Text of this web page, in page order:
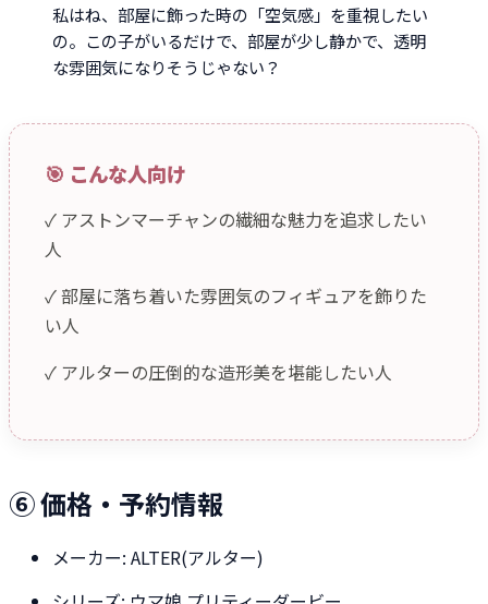
私はね、部屋に飾った時の「空気感」を重視したい
の。この子がいるだけで、部屋が少し静かで、透明
な雰囲気になりそうじゃない？
🎯 こんな人向け
✓ アストンマーチャンの繊細な魅力を追求したい
人
✓ 部屋に落ち着いた雰囲気のフィギュアを飾りた
い人
✓ アルターの圧倒的な造形美を堪能したい人
⑥ 価格・予約情報
メーカー: ALTER(アルター)